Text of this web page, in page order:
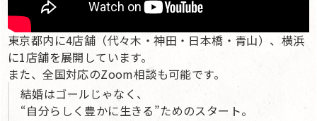
東京都内に4店舗（代々木・神田・日本橋・青山）、横浜
に1店舗を展開しています。
また、全国対応のZoom相談も可能です。
結婚はゴールじゃなく、
“自分らしく豊かに生きる”ためのスタート。